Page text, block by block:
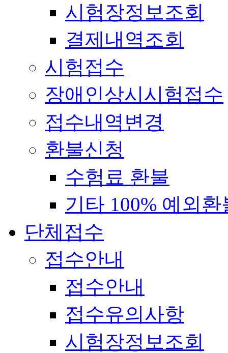
시험장정보조회
결제내역조회
시험접수
장애인상시시험접수
접수내역변경
환불신청
수험료 환불
기타 100% 예외환
단체접수
접수안내
접수안내
접수유의사항
시험장정보조회